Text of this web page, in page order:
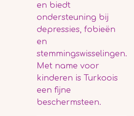
en biedt
ondersteuning bij
depressies, fobieën
en
stemmingswisselingen.
Met name voor
kinderen is Turkoois
een fijne
beschermsteen.